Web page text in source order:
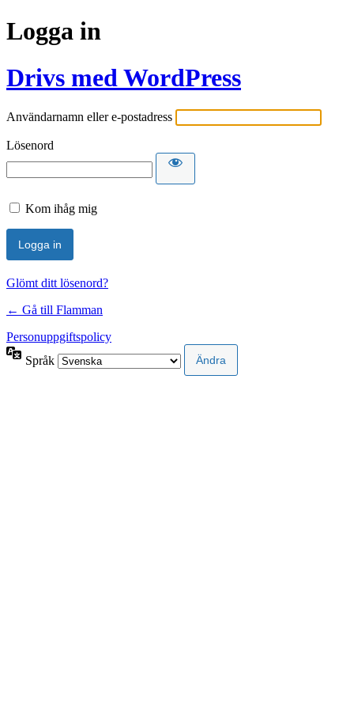
Logga in
Drivs med WordPress
Användarnamn eller e-postadress
Lösenord
Kom ihåg mig
Glömt ditt lösenord?
← Gå till Flamman
Personuppgiftspolicy
Språk